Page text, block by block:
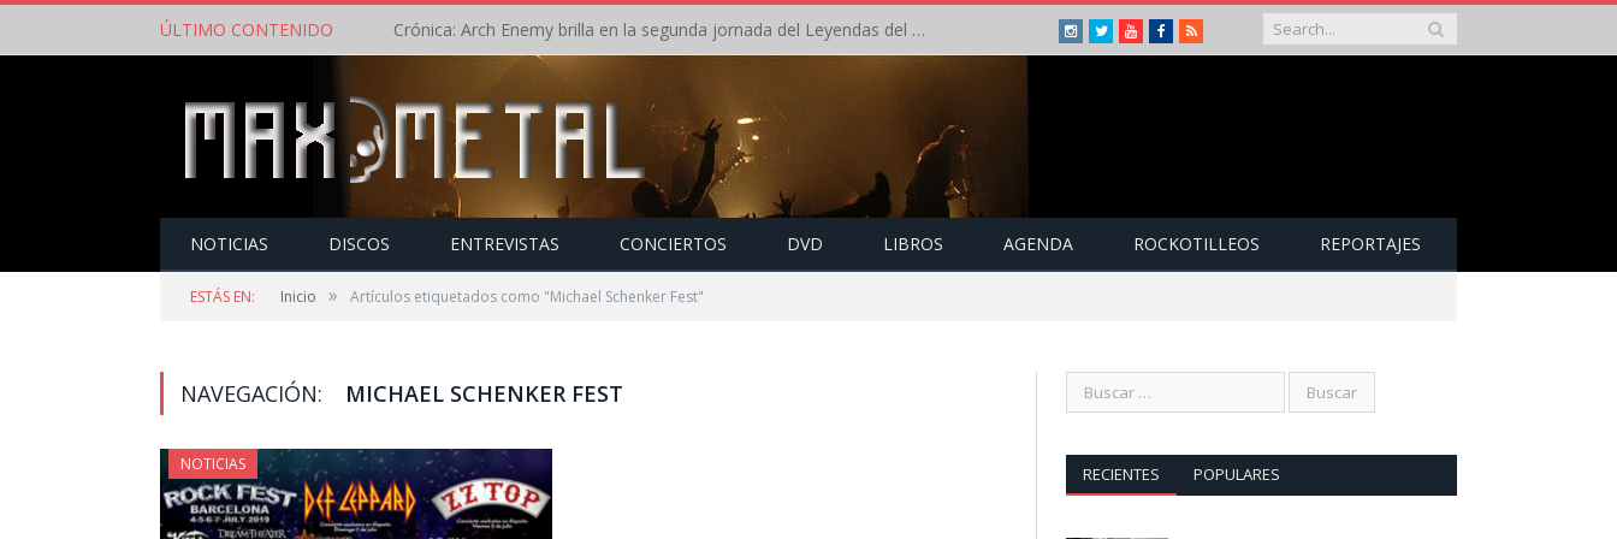
ÚLTIMO CONTENIDO Crónica: Arch Enemy brilla en la segunda jornada del Leyendas del Rock – Jueves – Agosto 2026 Instagram
TwitterYoutubeFacebook
RSS
NOTICIAS DISCOS ENTREVISTAS CONCIERTOS DVD LIBROS AGENDA ROCKOTILLEOS REPORTAJES
ESTÁS EN: Inicio » Artículos etiquetados como "Michael Schenker Fest"
NAVEGACIÓN: MICHAEL SCHENKER FEST
NOTICIAS RECIENTES POPULARES